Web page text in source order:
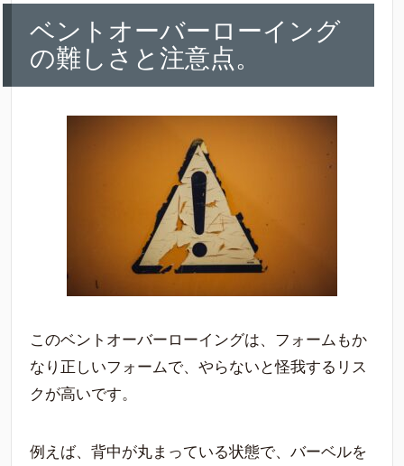
ベントオーバーローイング
の難しさと注意点。
このベントオーバーローイングは、フォームもか
なり正しいフォームで、やらないと怪我するリス
クが高いです。
例えば、背中が丸まっている状態で、バーベルを